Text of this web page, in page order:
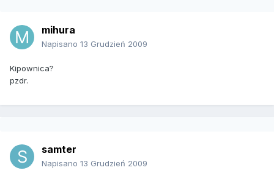
mihura
Napisano 13 Grudzień 2009
Kipownica?
pzdr.
samter
Napisano 13 Grudzień 2009